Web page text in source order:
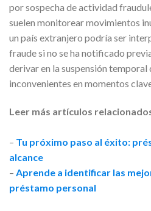
por sospecha de actividad
suelen monitorear movimientos
un país extranjero podría ser
fraude si no se ha notificado
derivar en la suspensión temporal
inconvenientes en momentos
Leer más artículos
– Tu próximo paso al éxito:
alcance
– Aprende a identificar las
préstamo personal